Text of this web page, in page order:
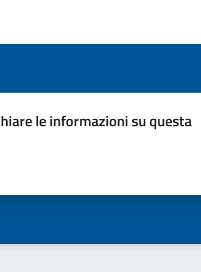
le informazioni su questa